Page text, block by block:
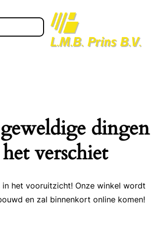
dingen
verschiet
in het vooruitzicht! Onze winkel wordt
en zal binnenkort online komen!